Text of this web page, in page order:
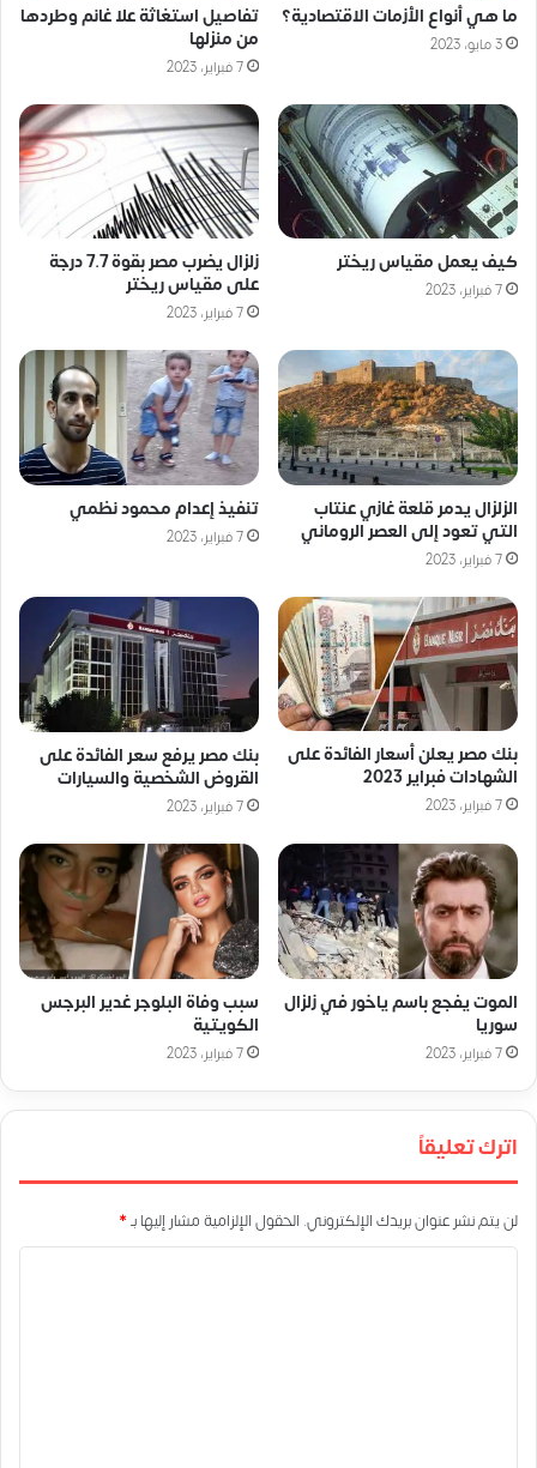
ما هي أنواع الأزمات الاقتصادية؟
3 مايو، 2023
تفاصيل استغاثة علا غانم وطردها
من منزلها
7 فبراير، 2023
كيف يعمل مقياس ريختر
7 فبراير، 2023
زلزال يضرب مصر بقوة 7.7 درجة
على مقياس ريختر
7 فبراير، 2023
الزلزال يدمر قلعة غازي عنتاب
التي تعود إلى العصر الروماني
7 فبراير، 2023
تنفيذ إعدام محمود نظمي
7 فبراير، 2023
بنك مصر يعلن أسعار الفائدة على
الشهادات فبراير 2023
7 فبراير، 2023
بنك مصر يرفع سعر الفائدة على
القروض الشخصية والسيارات
7 فبراير، 2023
الموت يفجع باسم ياخور في زلزال
سوريا
7 فبراير، 2023
سبب وفاة البلوجر غدير البرجس
الكويتية
7 فبراير، 2023
اترك تعليقاً
لن يتم نشر عنوان بريدك الإلكتروني. الحقول الإلزامية مشار إليها بـ*